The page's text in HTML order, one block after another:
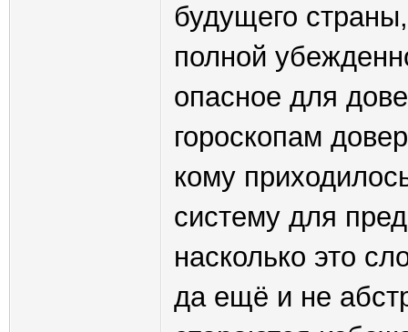
будущего
полной
опасное для
гороскопам
кому
систему для
насколько это
да ещё и не